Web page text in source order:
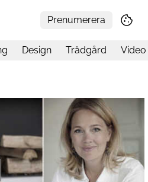
Prenumerera
Design Trädgård Video